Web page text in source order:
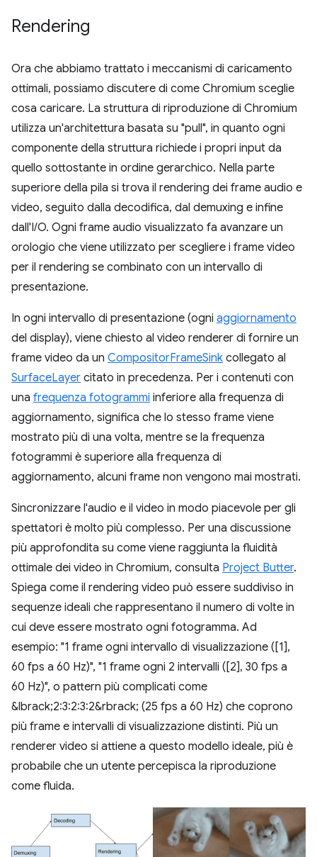
Rendering
Ora che abbiamo trattato i meccanismi di caricamento
ottimali, possiamo discutere di come Chromium sceglie
cosa caricare. La struttura di riproduzione di Chromium
utilizza un'architettura basata su "pull", in quanto ogni
componente della struttura richiede i propri input da
quello sottostante in ordine gerarchico. Nella parte
superiore della pila si trova il rendering dei frame audio e
video, seguito dalla decodifica, dal demuxing e infine
dall'I/O. Ogni frame audio visualizzato fa avanzare un
orologio che viene utilizzato per scegliere i frame video
per il rendering se combinato con un intervallo di
presentazione.
In ogni intervallo di presentazione (ogni aggiornamento
del display), viene chiesto al video renderer di fornire un
frame video da un CompositorFrameSink collegato al
SurfaceLayer citato in precedenza. Per i contenuti con
una frequenza fotogrammi inferiore alla frequenza di
aggiornamento, significa che lo stesso frame viene
mostrato più di una volta, mentre se la frequenza
fotogrammi è superiore alla frequenza di
aggiornamento, alcuni frame non vengono mai mostrati.
Sincronizzare l'audio e il video in modo piacevole per gli
spettatori è molto più complesso. Per una discussione
più approfondita su come viene raggiunta la fluidità
ottimale dei video in Chromium, consulta Project Butter.
Spiega come il rendering video può essere suddiviso in
sequenze ideali che rappresentano il numero di volte in
cui deve essere mostrato ogni fotogramma. Ad
esempio: "1 frame ogni intervallo di visualizzazione ([1],
60 fps a 60 Hz)", "1 frame ogni 2 intervalli ([2], 30 fps a
60 Hz)", o pattern più complicati come
&lbrack;2:3:2:3:2&rbrack; (25 fps a 60 Hz) che coprono
più frame e intervalli di visualizzazione distinti. Più un
renderer video si attiene a questo modello ideale, più è
probabile che un utente percepisca la riproduzione
come fluida.